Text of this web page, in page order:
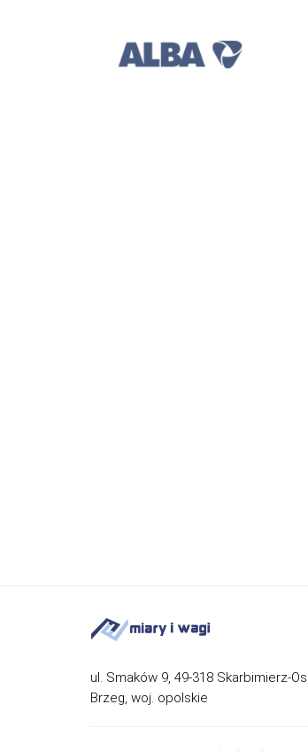
ul. Smaków 9, 49-318 Skarbimierz-
Brzeg, woj. opolskie